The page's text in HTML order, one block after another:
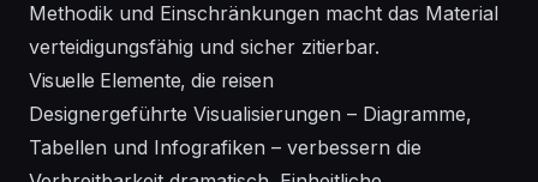
Methodik und Einschränkungen macht das Material
verteidigungsfähig und sicher zitierbar.
Visuelle Elemente, die reisen
Designergeführte Visualisierungen – Diagramme,
Tabellen und Infografiken – verbessern die